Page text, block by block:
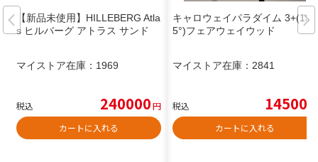
【新品未使用】HILLEBERG Atla
s ヒルバーグ アトラス サンド
マイストア在庫： 1969
税込 240000円
カートに入れる
キャロウェイパラダイム 3+(13.
5°)フェアウェイウッド
マイストア在庫： 2841
税込 14500
カートに入れる